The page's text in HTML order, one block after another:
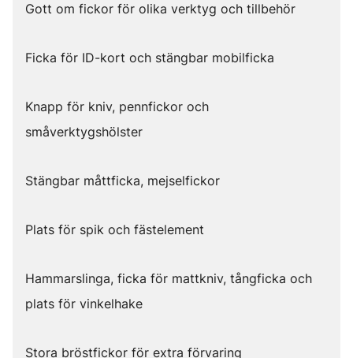
Gott om fickor för olika verktyg och tillbehör
Ficka för ID-kort och stängbar mobilficka
Knapp för kniv, pennfickor och
småverktygshölster
Stängbar måttficka, mejselfickor
Plats för spik och fästelement
Hammarslinga, ficka för mattkniv, tångficka och
plats för vinkelhake
Stora bröstfickor för extra förvaring